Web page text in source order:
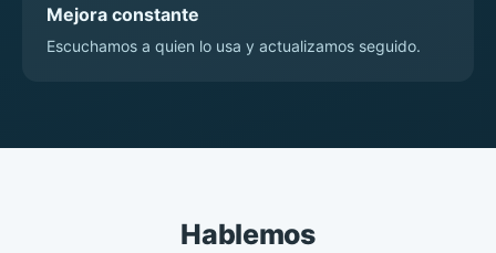
Mejora constante
Escuchamos a quien lo usa y actualizamos seguido.
Hablemos